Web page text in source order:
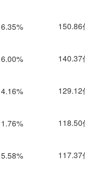
6.35% 150.86
6.00% 140.37
4.16% 129.12
1.76% 118.50
5.58% 117.37